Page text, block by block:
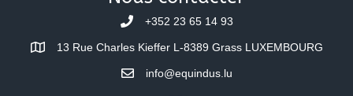
+352 23 65 14 93
13 Rue Charles Kieffer L-8389 Grass LUXEMBOURG
info@equindus.lu